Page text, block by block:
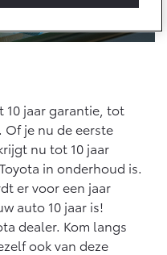
Toyota C-HR
Vanaf € 36.495,-
RAV4
PLUG-IN HYBRIDE
10 jaar garantie, tot
Of je nu de eerste
nu tot 10 jaar
in onderhoud is.
er voor een jaar
auto 10 jaar is!
dealer. Kom langs
ook van deze